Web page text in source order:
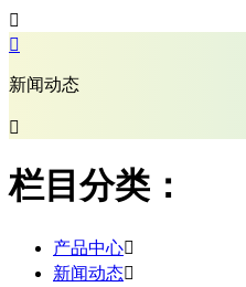


新闻动态

栏目分类：
产品中心
新闻动态